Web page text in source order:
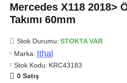
Mercedes X118 2018>
Takımı 60mm
Stok Durumu: STOKTA VAR
Marka: Ithal
Stok Kodu: KRC43183
0 Satış